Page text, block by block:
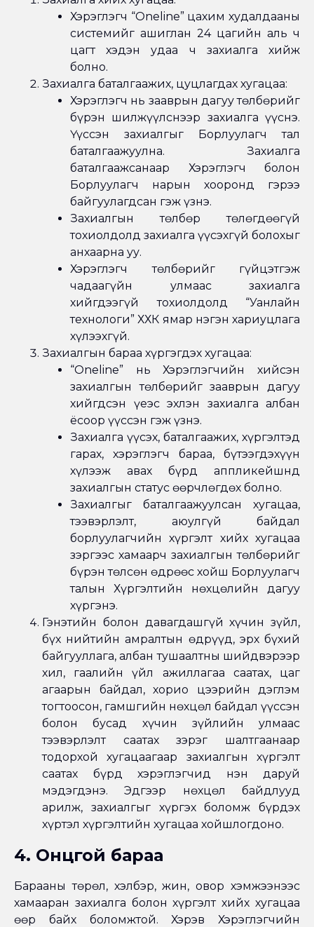
Хэрэглэгч “Oneline” цахим худалдааны
системийг ашиглан 24 цагийн аль ч
цагт хэдэн удаа ч захиалга хийж
болно.
Захиалга баталгаажих, цуцлагдах хугацаа:
Хэрэглэгч нь зааврын дагуу төлбөрийг
бүрэн шилжүүлснээр захиалга үүснэ.
Үүссэн захиалгыг Борлуулагч тал
баталгаажуулна. Захиалга
баталгаажсанаар Хэрэглэгч болон
Борлуулагч нарын хооронд гэрээ
байгуулагдсан гэж үзнэ.
Захиалгын төлбөр төлөгдөөгүй
тохиолдолд захиалга үүсэхгүй болохыг
анхаарна уу.
Хэрэглэгч төлбөрийг гүйцэтгэж
чадаагүйн улмаас захиалга
хийгдээгүй тохиолдолд “Уанлайн
технологи” ХХК ямар нэгэн хариуцлага
хүлээхгүй.
Захиалгын бараа хүргэгдэх хугацаа:
“Oneline” нь Хэрэглэгчийн хийсэн
захиалгын төлбөрийг зааврын дагуу
хийгдсэн үеэс эхлэн захиалга албан
ёсоор үүссэн гэж үзнэ.
Захиалга үүсэх, баталгаажих, хүргэлтэд
гарах, хэрэглэгч бараа, бүтээгдэхүүн
хүлээж авах бүрд аппликейшнд
захиалгын статус өөрчлөгдөх болно.
Захиалгыг баталгаажуулсан хугацаа,
тээвэрлэлт, аюулгүй байдал
борлуулагчийн хүргэлт хийх хугацаа
зэргээс хамаарч захиалгын төлбөрийг
бүрэн төлсөн өдрөөс хойш Борлуулагч
талын Хүргэлтийн нөхцөлийн дагуу
хүргэнэ.
Гэнэтийн болон давагдашгүй хүчин зүйл,
бүх нийтийн амралтын өдрүүд, эрх бүхий
байгууллага, албан тушаалтны шийдвэрээр
хил, гаалийн үйл ажиллагаа саатах, цаг
агаарын байдал, хорио цээрийн дэглэм
тогтоосон, гамшгийн нөхцөл байдал үүссэн
болон бусад хүчин зүйлийн улмаас
тээвэрлэлт саатах зэрэг шалтгаанаар
тодорхой хугацаагаар захиалгын хүргэлт
саатах бүрд хэрэглэгчид нэн даруй
мэдэгдэнэ. Эдгээр нөхцөл байдлууд
арилж, захиалгыг хүргэх боломж бүрдэх
хүртэл хүргэлтийн хугацаа хойшлогдоно.
4. Онцгой бараа
Барааны төрөл, хэлбэр, жин, овор хэмжээнээс
хамааран захиалга болон хүргэлт хийх хугацаа
өөр байх боломжтой. Хэрэв Хэрэглэгчийн